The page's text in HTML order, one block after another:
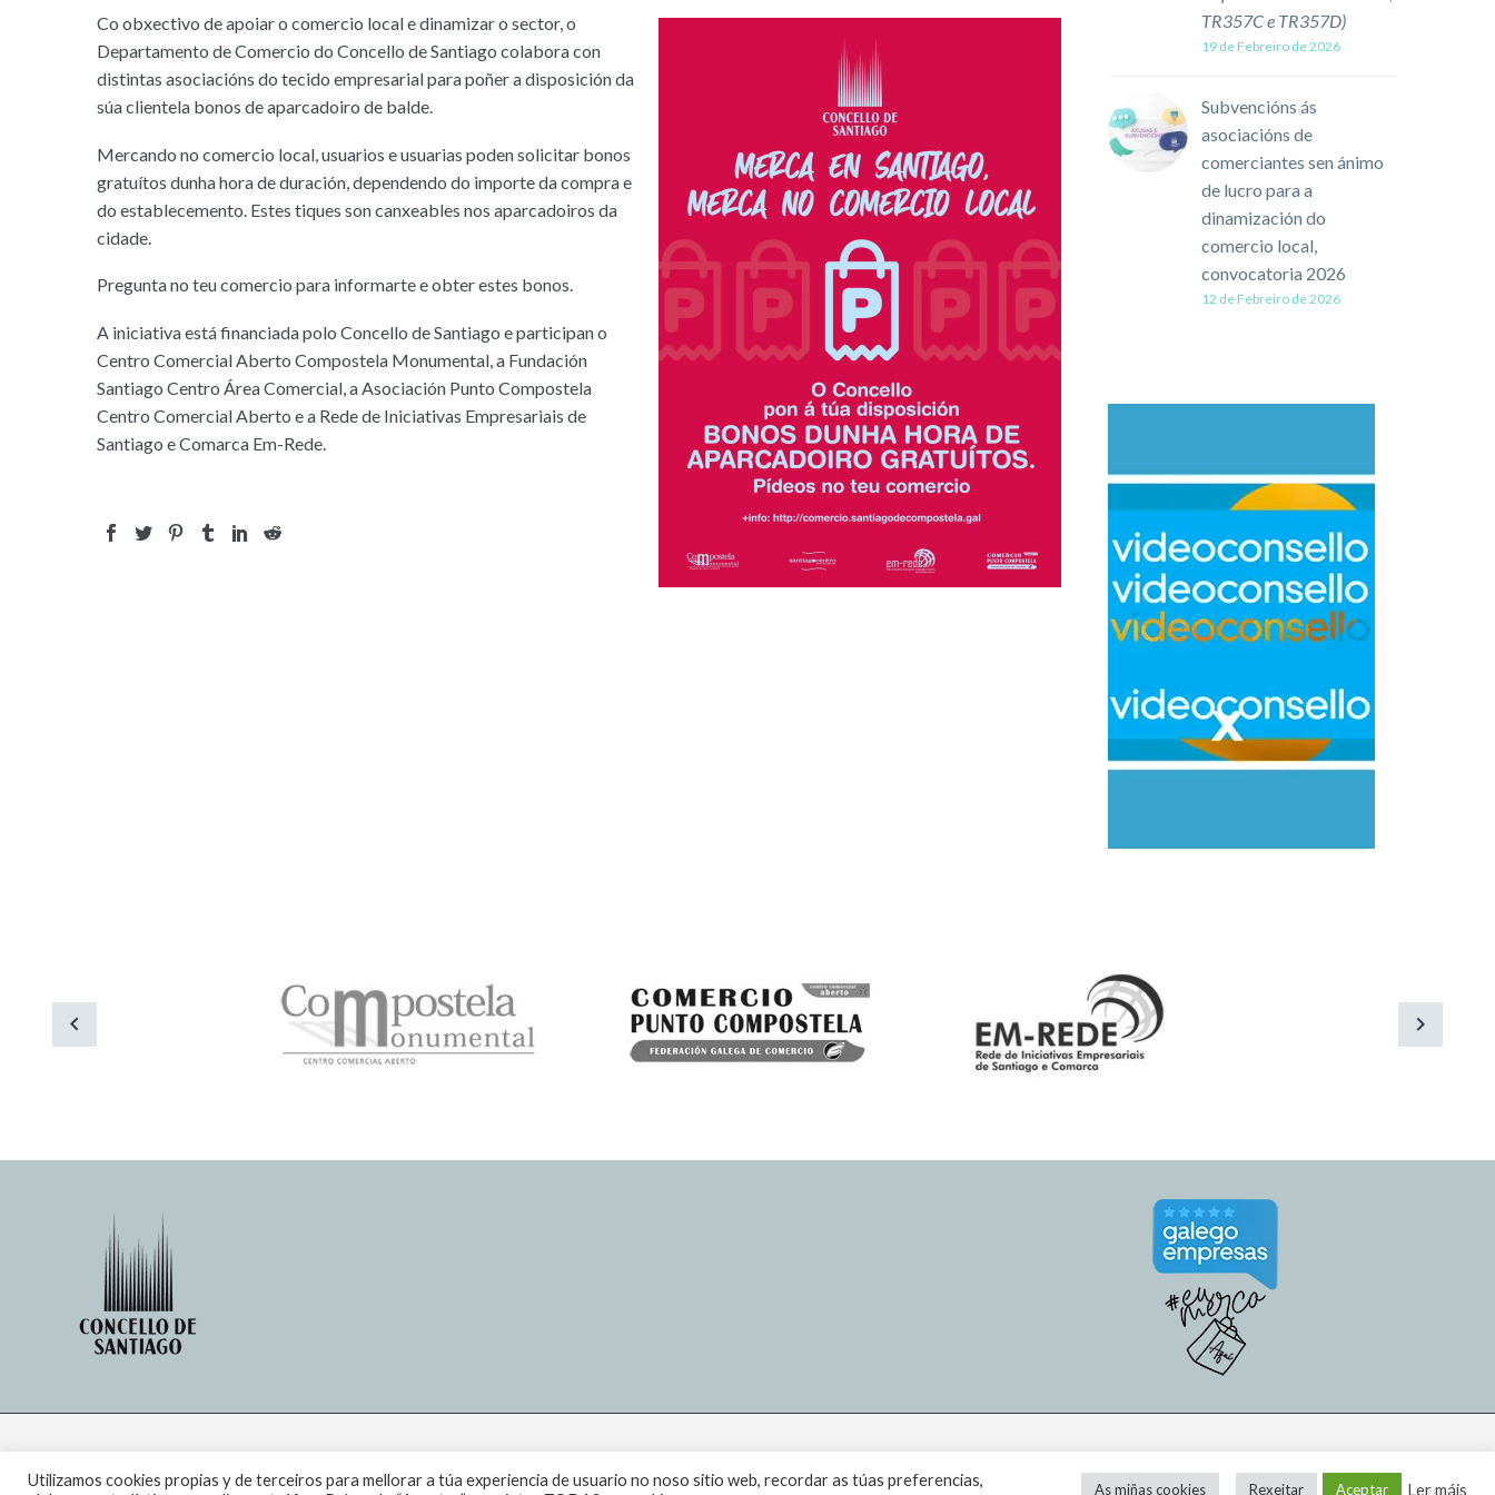
Co obxectivo de apoiar o comercio local e dinamizar o sector, o
Departamento de Comercio do Concello de Santiago colabora con
distintas asociacións do tecido empresarial para poñer a disposición da
súa clientela bonos de aparcadoiro de balde.
Mercando no comercio local, usuarios e usuarias poden solicitar bonos
gratuítos dunha hora de duración, dependendo do importe da compra e
do establecemento. Estes tiques son canxeables nos aparcadoiros da
cidade.
Pregunta no teu comercio para informarte e obter estes bonos.
A iniciativa está financiada polo Concello de Santiago e participan o
Centro Comercial Aberto Compostela Monumental, a Fundación
Santiago Centro Área Comercial, a Asociación Punto Compostela
Centro Comercial Aberto e a Rede de Iniciativas Empresariais de
Santiago e Comarca Em-Rede.
TR357C e TR357D)
19 de Febreiro de 2026
Subvencións ás
asociacións de
comerciantes sen ánimo
de lucro para a
dinamización do
comercio local,
convocatoria 2026
12 de Febreiro de 2026
2023 © Copyright Concello de
Utilizamos cookies propias y de terceiros para mellorar a túa experiencia de usuario no noso sitio web, recordar as túas preferencias,
As miñas cookies Rexeitar Aceptar Ler máis